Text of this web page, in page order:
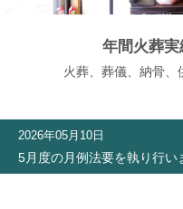
年間火葬実
火葬、葬儀、納骨、
2026年05月10日
5月度の月例法要を執り行い